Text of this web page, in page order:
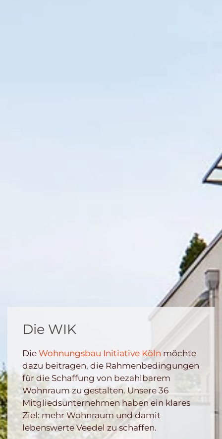
Die WIK
Die Wohnungsbau Initiative Köln möchte
dazu beitragen, die Rahmenbedingungen
für die Schaffung von bezahlbarem
Wohnraum zu gestalten. Unsere 36
Mitgliedsunternehmen haben ein klares
Ziel: mehr Wohnraum und damit
lebenswerte Veedel zu schaffen.